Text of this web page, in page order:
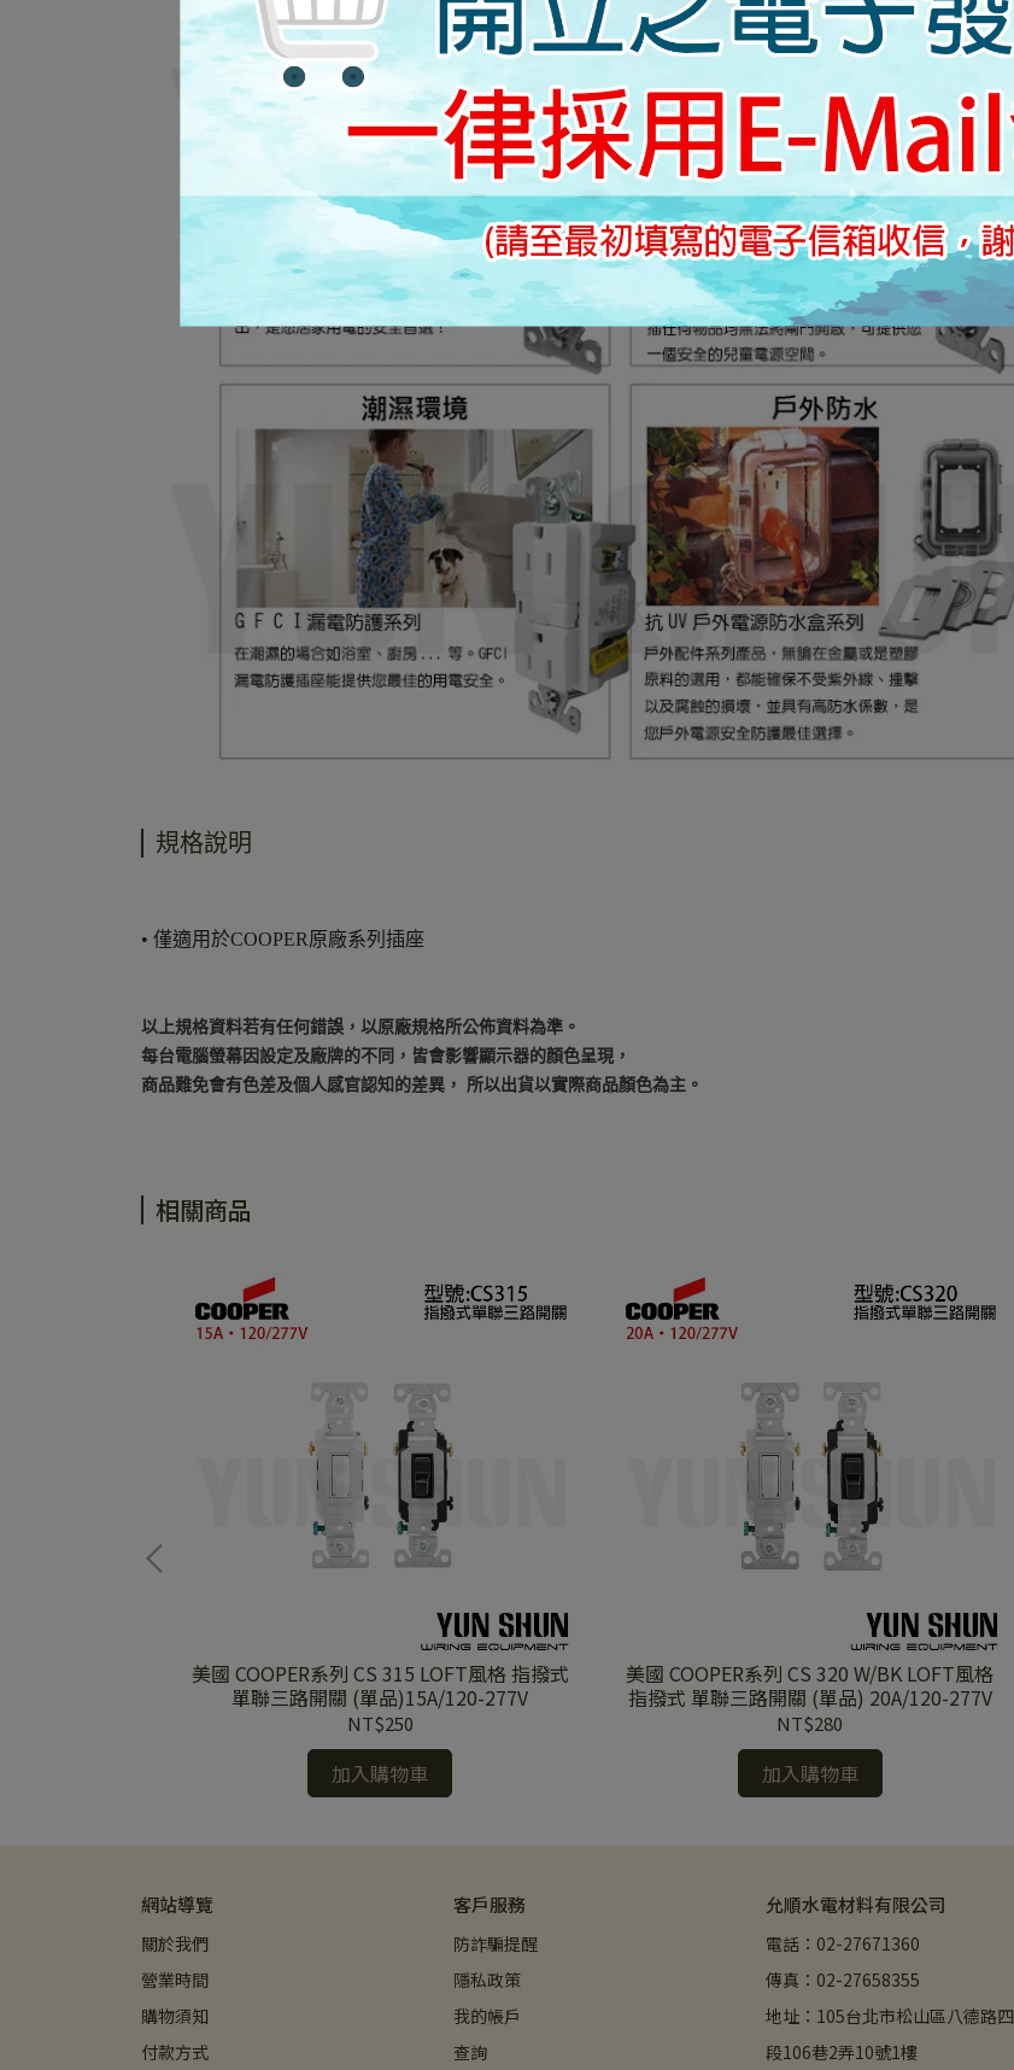
規格說明
• 僅適用於COOPER原廠系列插座
以上規格資料若有任何錯誤，以原廠規格所公佈資料為準。
每台電腦螢幕因設定及廠牌的不同，皆會影響顯示器的顏色呈現，
商品難免會有色差及個人感官認知的差異， 所以出貨以實際商品顏色為主。
相關商品
美國 COOPER系列 CS 315 LOFT風格 指撥式
單聯三路開關 (單品)15A/120-277V
NT$250
加入購物車
美國 COOPER系列 CS 320 W/BK LOFT風格
指撥式 單聯三路開關 (單品) 20A/120-277V
NT$280
加入購物車
網站導覽
關於我們
營業時間
購物須知
付款方式
客戶服務
防詐騙提醒
隱私政策
我的帳戶
查詢
允順水電材料有限公司
電話：02-27671360
傳真：02-27658355
地址：105台北市松山區八德路四
段106巷2弄10號1樓